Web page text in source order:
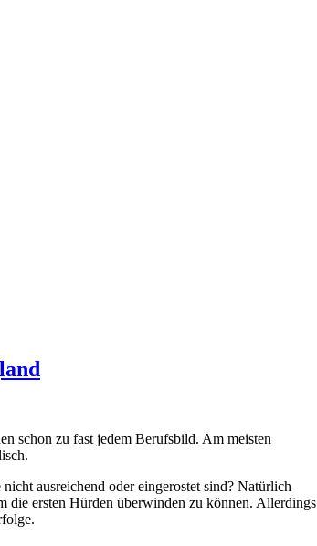
schon zu fast jedem Berufsbild. Am meisten
ausreichend oder eingerostet sind? Natürlich
die ersten Hürden überwinden zu können. Allerdings